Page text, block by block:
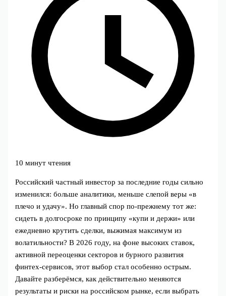
10 минут чтения
Российский частный инвестор за последние годы сильно
изменился: больше аналитики, меньше слепой веры «в
плечо и удачу». Но главный спор по‑прежнему тот же:
сидеть в долгосроке по принципу «купи и держи» или
ежедневно крутить сделки, выжимая максимум из
волатильности? В 2026 году, на фоне высоких ставок,
активной переоценки секторов и бурного развития
финтех‑сервисов, этот выбор стал особенно острым.
Давайте разберёмся, как действительно меняются
результаты и риски на российском рынке, если выбрать